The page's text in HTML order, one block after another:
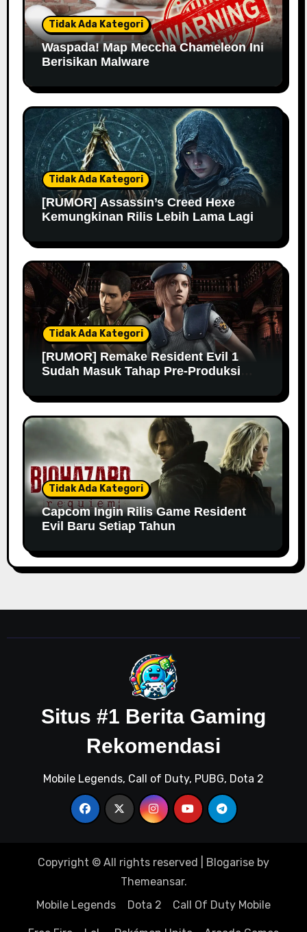
Tidak Ada Kategori
Waspada! Map Meccha Chameleon Ini
Berisikan Malware
Tidak Ada Kategori
[RUMOR] Assassin’s Creed Hexe
Kemungkinan Rilis Lebih Lama Lagi
Tidak Ada Kategori
[RUMOR] Remake Resident Evil 1
Sudah Masuk Tahap Pre-Produksi
Tidak Ada Kategori
Capcom Ingin Rilis Game Resident
Evil Baru Setiap Tahun
Situs #1 Berita Gaming
Rekomendasi
Mobile Legends, Call of Duty, PUBG, Dota 2
Copyright © All rights reserved Blogarise by
Themeansar.
Mobile Legends
Dota 2 Call Of Duty Mobile